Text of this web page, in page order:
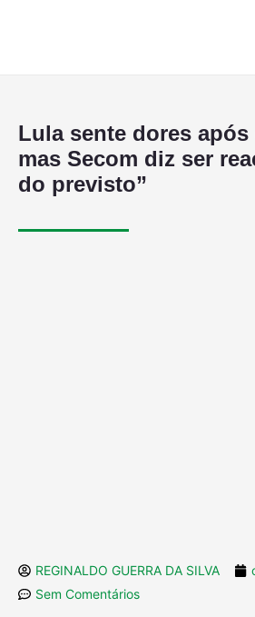
Lula sente dores
mas Secom diz ser
do previsto”
REGINALDO GUERRA DA SILVA
Sem Comentários